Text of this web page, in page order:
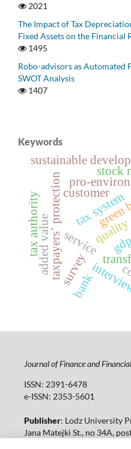
2021
The Impact of Tax
Fixed Assets on the Financial
1495
Robo-advisors as Automated
SWOT Analysis
1407
Keywords
pro-
tax system
taxpayersʼ protection quality
service
customer
survey
bank
added value
tax authority
sustainable
gdp
stock
Journal of Finance and
ISSN: 2391-6478
e-ISSN: 2353-5601
Publisher: Lodz University
Jana Matejki St., no 34A,